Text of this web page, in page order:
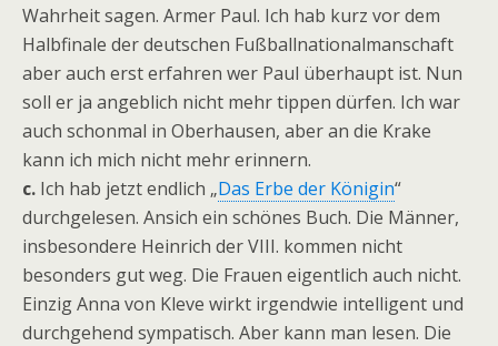
Wahrheit sagen. Armer Paul. Ich hab kurz vor dem
Halbfinale der deutschen Fußballnationalmanschaft
aber auch erst erfahren wer Paul überhaupt ist. Nun
soll er ja angeblich nicht mehr tippen dürfen. Ich war
auch schonmal in Oberhausen, aber an die Krake
kann ich mich nicht mehr erinnern.
c. Ich hab jetzt endlich „Das Erbe der Königin“
durchgelesen. Ansich ein schönes Buch. Die Männer,
insbesondere Heinrich der VIII. kommen nicht
besonders gut weg. Die Frauen eigentlich auch nicht.
Einzig Anna von Kleve wirkt irgendwie intelligent und
durchgehend sympatisch. Aber kann man lesen. Die